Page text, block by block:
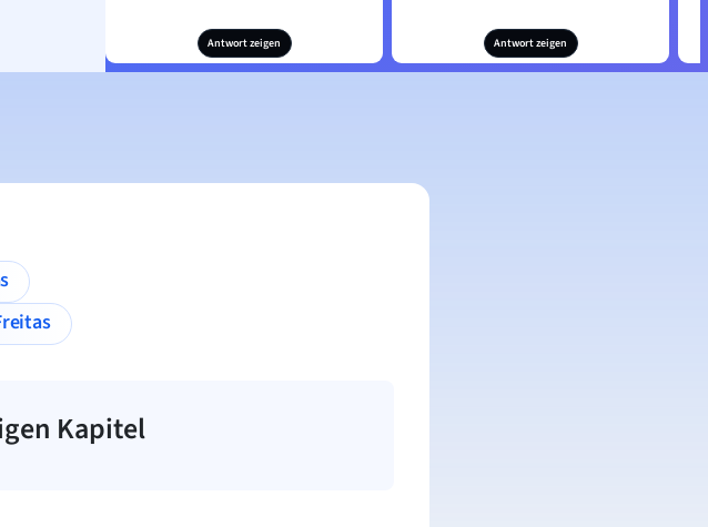
Antwort zeigen Antwort zeigen
Kapitel